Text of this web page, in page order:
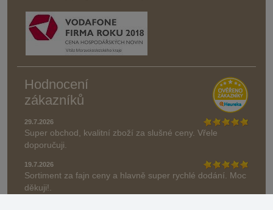
Hodnocení
zákazníků
29.7.2026
Super obchod, kvalitní zboží za slušné ceny. Vřele
doporučuji.
19.7.2026
Sortiment za fajn ceny a hlavně super rychlé dodání. Moc
děkuji!.